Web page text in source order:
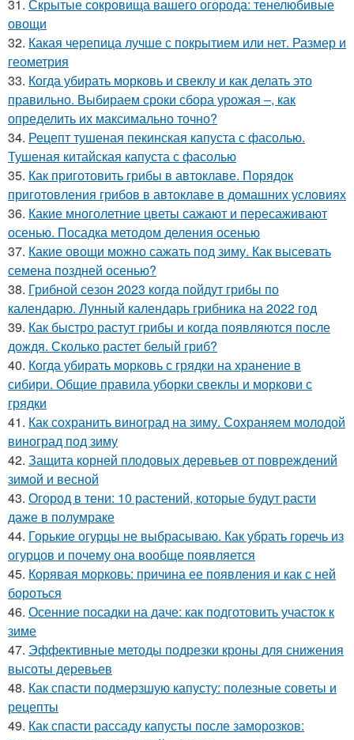
31. Скрытые сокровища вашего огорода: тенелюбивые
овощи
32. Какая черепица лучше с покрытием или нет. Размер и
геометрия
33. Когда убирать морковь и свеклу и как делать это
правильно. Выбираем сроки сбора урожая –, как
определить их максимально точно?
34. Рецепт тушеная пекинская капуста с фасолью.
Тушеная китайская капуста с фасолью
35. Как приготовить грибы в автоклаве. Порядок
приготовления грибов в автоклаве в домашних условиях
36. Какие многолетние цветы сажают и пересаживают
осенью. Посадка методом деления осенью
37. Какие овощи можно сажать под зиму. Как высевать
семена поздней осенью?
38. Грибной сезон 2023 когда пойдут грибы по
календарю. Лунный календарь грибника на 2022 год
39. Как быстро растут грибы и когда появляются после
дождя. Сколько растет белый гриб?
40. Когда убирать морковь с грядки на хранение в
сибири. Общие правила уборки свеклы и моркови с
грядки
41. Как сохранить виноград на зиму. Сохраняем молодой
виноград под зиму
42. Защита корней плодовых деревьев от повреждений
зимой и весной
43. Огород в тени: 10 растений, которые будут расти
даже в полумраке
44. Горькие огурцы не выбрасываю. Как убрать горечь из
огурцов и почему она вообще появляется
45. Корявая морковь: причина ее появления и как с ней
бороться
46. Осенние посадки на даче: как подготовить участок к
зиме
47. Эффективные методы подрезки кроны для снижения
высоты деревьев
48. Как спасти подмерзшую капусту: полезные советы и
рецепты
49. Как спасти рассаду капусты после заморозков: